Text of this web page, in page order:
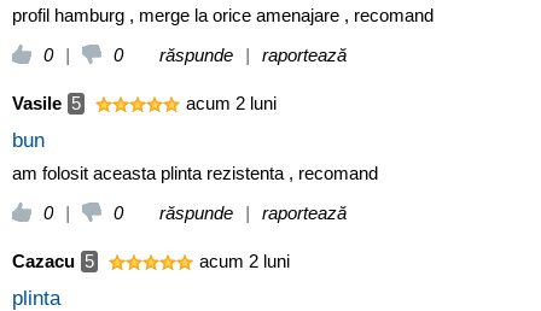
profil hamburg , merge la orice amenajare , recomand
0
| 0 răspunde | raportează
Vasile 5 acum 2 luni
bun
am folosit aceasta plinta rezistenta , recomand
0
| 0 răspunde | raportează
Cazacu 5 acum 2 luni
plinta